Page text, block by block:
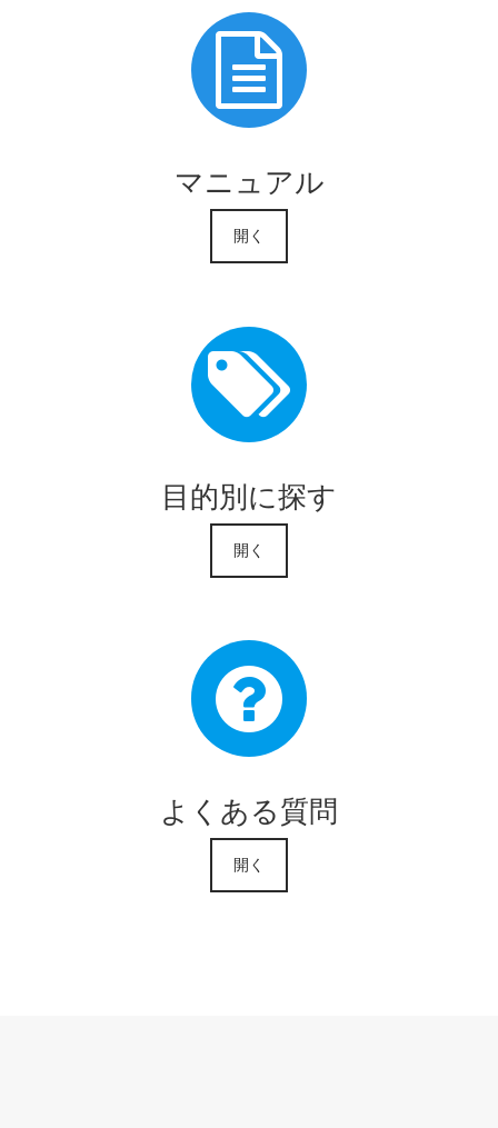
マニュアル
開く
目的別に探す
開く
よくある質問
開く